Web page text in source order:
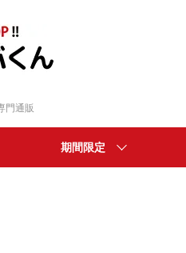
門通販
期間限定